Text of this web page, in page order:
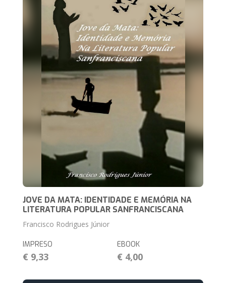
JOVE DA MATA: IDENTIDADE E MEMÓRIA NA
LITERATURA POPULAR SANFRANCISCANA
Francisco Rodrigues Júnior
IMPRESO
€ 9,33
EBOOK
€ 4,00